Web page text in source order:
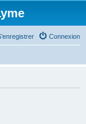
Connexion